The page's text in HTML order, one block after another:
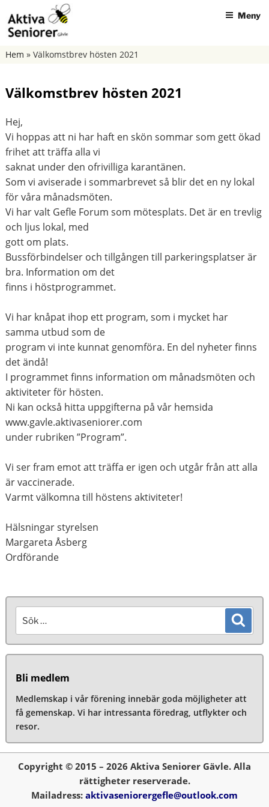
till
innehåll
AKTIVA SENIORER GÄVLE
Meny
Hem » Välkomstbrev hösten 2021
Välkomstbrev hösten 2021
Hej,
Vi hoppas att ni har haft en skön sommar som gett ökad
frihet att träffa alla vi
saknat under den ofrivilliga karantänen.
Som vi aviserade i sommarbrevet så blir det en ny lokal
för våra månadsmöten.
Vi har valt Gefle Forum som mötesplats. Det är en trevlig
och ljus lokal, med
gott om plats.
Bussförbindelser och tillgången till parkeringsplatser är
bra. Information om det
finns i höstprogrammet.
Vi har knåpat ihop ett program, som i mycket har
samma utbud som de
program vi inte kunnat genomföra. En del nyheter finns
det ändå!
I programmet finns information om månadsmöten och
aktiviteter för hösten.
Ni kan också hitta uppgifterna på vår hemsida
www.gavle.aktivaseniorer.com
under rubriken ”Program”.
Vi ser fram emot att träffa er igen och utgår från att alla
är vaccinerade.
Varmt välkomna till höstens aktiviteter!
Hälsningar styrelsen
Margareta Åsberg
Ordförande
efter:
Bli medlem
Medlemskap i vår förening innebär goda möjligheter att
få gemenskap. Vi har intressanta föredrag, utflykter och
resor.
Copyright © 2015 – 2026 Aktiva Seniorer Gävle. Alla
rättigheter reserverade.
Mailadress: aktivaseniorergefle@outlook.com